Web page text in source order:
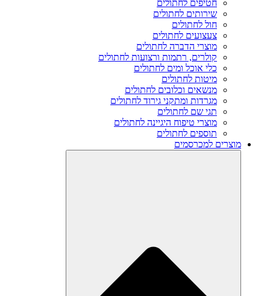
חטיפים לחתולים
שירותים לחתולים
חול לחתולים
צעצועים לחתולים
מוצרי הדברה לחתולים
קולרים, רתמות ורצועות לחתולים
כלי אוכל ומים לחתולים
מיטות לחתולים
מנשאים וכלובים לחתולים
מגרדות ומתקני גירוד לחתולים
תגי שם לחתולים
מוצרי טיפוח היגיינה לחתולים
תוספים לחתולים
מוצרים למכרסמים